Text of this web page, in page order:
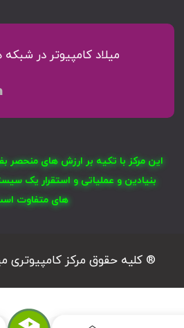
میلاد کامپیوتر در
این مرکز با تکیه بر ارزش های منحصر
بنیادین و عملیاتی و استقرار یک
های متفاوت
® کلیه حقوق مرکز